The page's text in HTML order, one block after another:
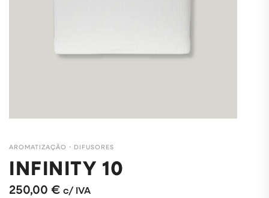
AROMATIZAÇÃO ・ DIFUSORES
INFINITY 10
250,00 € c/ IVA